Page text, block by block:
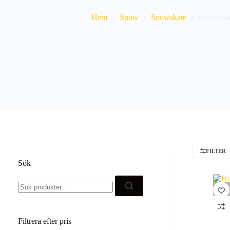
Hem Snow Snowskate
FILTER
Sök
efter:
Filtrera efter pris